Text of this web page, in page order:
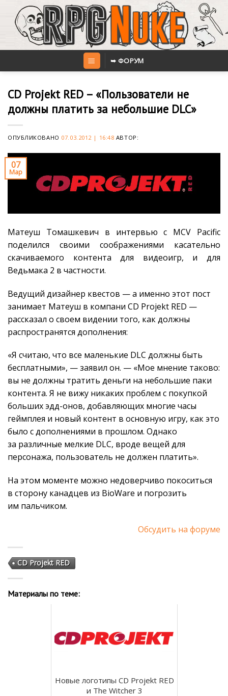
content
➥ ФОРУМ
CD Projekt RED – «Пользователи не
должны платить за небольшие DLC»
ОПУБЛИКОВАНО 07.03.2012 | 16:48 АВТОР:
07
Мар
Матеуш Томашкевич в интервью с MCV Pacific
поделился своими соображениями касательно
скачиваемого контента для видеоигр, и для
Ведьмака 2 в частности.
Ведущий дизайнер квестов — а именно этот пост
занимает Матеуш в компани CD Projekt RED —
рассказал о своем видении того, как должны
распространятся дополнения:
«Я считаю, что все маленькие DLC должны быть
бесплатными», — заявил он. — «Мое мнение таково:
вы не должны тратить деньги на небольшие паки
контента. Я не вижу никаких проблем с покупкой
больших эдд-онов, добавляющих многие часы
геймплея и новый контент в основную игру, как это
было с дополнениями в прошлом. Однако
за различные мелкие DLC, вроде вещей для
персонажа, пользователь не должен платить».
На этом моменте можно недоверчиво покоситься
в сторону канадцев из BioWare и погрозить
им пальчиком.
Обсудить на форуме
CD Projekt RED
Материалы по теме:
Новые логотипы CD Projekt RED
и The Witcher 3